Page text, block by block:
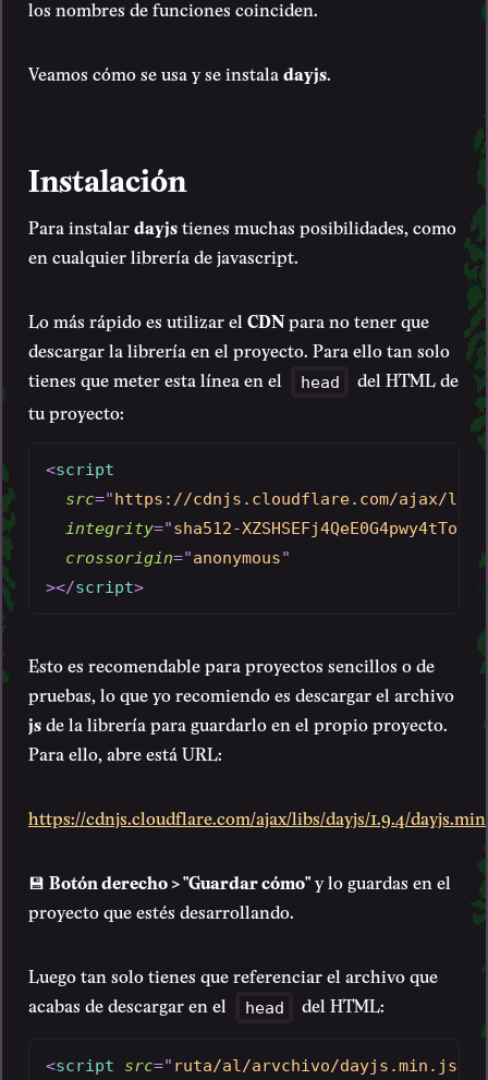
los nombres de funciones coinciden.
Veamos cómo se usa y se instala dayjs.
Instalación
Para instalardayjstienes muchas posibilidades, como
en cualquier librería de javascript.
Lo más rápido es utilizar el CDNpara no tener que
descargar la librería en el proyecto. Para ello tan solo
tienes que meter esta línea en el
head
del HTML de
tu proyecto:
<script
src="https://cdnjs.cloudflare.com/ajax/
integrity="sha512-
crossorigin="anonymous"
></script>
Esto es recomendable para proyectos sencillos o de
pruebas, lo que yo recomiendo es descargar el archivo
jsde la librería para guardarlo en el propio proyecto.
Para ello, abre está URL:
https://cdnjs.cloudflare.com/ajax/libs/dayjs/1.9.4/
💾 Botón derecho > "Guardar cómo"y lo guardas en el
proyecto que estés desarrollando.
Luego tan solo tienes que referenciar el archivo que
acabas de descargar en el
head del HTML:
<script src=" ruta/al/arvchivo/dayjs.min.js